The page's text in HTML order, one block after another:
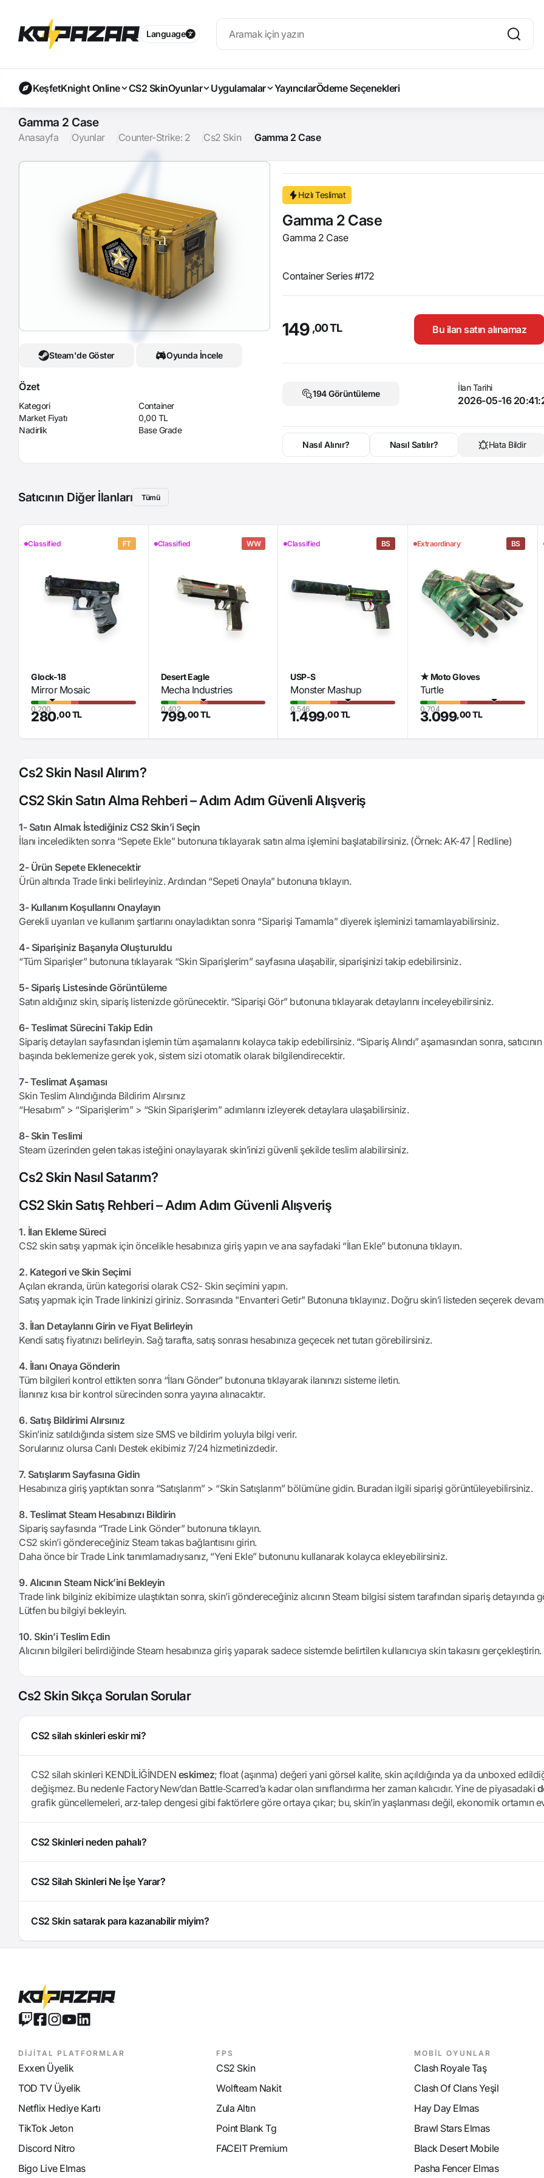
Language
KeşfetKnight Online CS2 SkinOyunlar Uygulamalar YayıncılarÖdeme Seçenekleri
Gamma 2 Case
Anasayfa Oyunlar Counter-Strike: 2 Cs2 Skin Gamma 2 Case
Steam'de Göster Oyunda İncele
Özet
Kategori
Container
Market Fiyatı
0,00 TL
Nadirlik
Base Grade
Hızlı Teslimat
Gamma 2 Case
Gamma 2 Case
Container Series #172
149 ,00 TL Bu ilan satın alınamaz
194 Görüntüleme
İlan Tarihi
2026-05-16
Nasıl Alınır? Nasıl Satılır? Hata Bildir
Satıcının Diğer İlanları Tümü
Classified FT
Glock-18
Mirror Mosaic
0.200
280,00 TL
Classified WW
Desert Eagle
Mecha Industries
0.402
799,00 TL
Classified BS
USP-S
Monster Mashup
0.546
1.499,00 TL
Extraordinary BS
★ Moto Gloves
Turtle
0.704
3.099,00 TL
Cs2 Skin Nasıl Alırım?
CS2 Skin Satın Alma Rehberi – Adım Adım Güvenli Alışveriş
1- Satın Almak İstediğiniz CS2 Skin’i Seçin
İlanı inceledikten sonra “Sepete Ekle” butonuna tıklayarak satın alma işlemini başlatabilirsiniz. (Örnek: AK-47 | Redline)
2- Ürün Sepete Eklenecektir
Ürün altında Trade linki belirleyiniz. Ardından “Sepeti Onayla” butonuna tıklayın.
3- Kullanım Koşullarını Onaylayın
Gerekli uyarıları ve kullanım şartlarını onayladıktan sonra “Siparişi Tamamla” diyerek işleminizi tamamlayabilirsiniz.
4- Siparişiniz Başarıyla Oluşturuldu
“Tüm Siparişler” butonuna tıklayarak “Skin Siparişlerim” sayfasına ulaşabilir, siparişinizi takip edebilirsiniz.
5- Sipariş Listesinde Görüntüleme
Satın aldığınız skin, sipariş listenizde görünecektir. “Siparişi Gör” butonuna tıklayarak detaylarını inceleyebilirsiniz.
6- Teslimat Sürecini Takip Edin
Sipariş detayları sayfasından işlemin tüm aşamalarını kolayca takip edebilirsiniz. “Sipariş Alındı” aşamasından sonra,
başında beklemenize gerek yok, sistem sizi otomatik olarak bilgilendirecektir.
7- Teslimat Aşaması
Skin Teslim Alındığında Bildirim Alırsınız
“Hesabım” > “Siparişlerim” > “Skin Siparişlerim” adımlarını izleyerek detaylara ulaşabilirsiniz.
8- Skin Teslimi
Steam üzerinden gelen takas isteğini onaylayarak skin’inizi güvenli şekilde teslim alabilirsiniz.
Cs2 Skin Nasıl Satarım?
CS2 Skin Satış Rehberi – Adım Adım Güvenli Alışveriş
1. İlan Ekleme Süreci
CS2 skin satışı yapmak için öncelikle hesabınıza giriş yapın ve ana sayfadaki “İlan Ekle” butonuna tıklayın.
2. Kategori ve Skin Seçimi
Açılan ekranda, ürün kategorisi olarak CS2- Skin seçimini yapın.
Satış yapmak için Trade linkinizi giriniz. Sonrasında "Envanteri Getir" Butonuna tıklayınız. Doğru skin’i listeden seçerek
3. İlan Detaylarını Girin ve Fiyat Belirleyin
Kendi satış fiyatınızı belirleyin. Sağ tarafta, satış sonrası hesabınıza geçecek net tutarı görebilirsiniz.
4. İlanı Onaya Gönderin
Tüm bilgileri kontrol ettikten sonra “İlanı Gönder” butonuna tıklayarak ilanınızı sisteme iletin.
İlanınız kısa bir kontrol sürecinden sonra yayına alınacaktır.
6. Satış Bildirimi Alırsınız
Skin’iniz satıldığında sistem size SMS ve bildirim yoluyla bilgi verir.
Sorularınız olursa Canlı Destek ekibimiz 7/24 hizmetinizdedir.
7. Satışlarım Sayfasına Gidin
Hesabınıza giriş yaptıktan sonra “Satışlarım” > “Skin Satışlarım” bölümüne gidin. Buradan ilgili siparişi görüntüleyebilirsiniz.
8. Teslimat Steam Hesabınızı Bildirin
Sipariş sayfasında “Trade Link Gönder” butonuna tıklayın.
CS2 skin’i göndereceğiniz Steam takas bağlantısını girin.
Daha önce bir Trade Link tanımlamadıysanız, “Yeni Ekle” butonunu kullanarak kolayca ekleyebilirsiniz.
9. Alıcının Steam Nick’ini Bekleyin
Trade link bilginiz ekibimize ulaştıktan sonra, skin’i göndereceğiniz alıcının Steam bilgisi sistem tarafından sipariş detayında
Lütfen bu bilgiyi bekleyin.
10. Skin’i Teslim Edin
Alıcının bilgileri belirdiğinde Steam hesabınıza giriş yaparak sadece sistemde belirtilen kullanıcıya skin takasını gerçekleştirin.
Cs2 Skin Sıkça Sorulan Sorular
CS2 silah skinleri eskir mi?
CS2 silah skinleri KENDİLİĞİNDEN eskimez; float (aşınma) değeri yani görsel kalite, skin açıldığında ya da unboxed
değişmez. Bu nedenle Factory New’dan Battle‑Scarred’a kadar olan sınıflandırma her zaman kalıcıdır. Yine de piyasadaki
grafik güncellemeleri, arz‐talep dengesi gibi faktörlere göre ortaya çıkar; bu, skin’in yaşlanması değil, ekonomik ortamın
CS2 Skinleri neden pahalı?
CS2 Silah Skinleri Ne İşe Yarar?
CS2 Skin satarak para kazanabilir miyim?
DİJİTAL PLATFORMLAR
Exxen Üyelik
TOD TV Üyelik
Netflix Hediye Kartı
TikTok Jeton
Discord Nitro
Bigo Live Elmas
FPS
CS2 Skin
Wolfteam Nakit
Zula Altın
Point Blank Tg
FACEIT Premium
MOBİL OYUNLAR
Clash Royale Taş
Clash Of Clans Yeşil
Hay Day Elmas
Brawl Stars Elmas
Black Desert Mobile
Pasha Fencer Elmas